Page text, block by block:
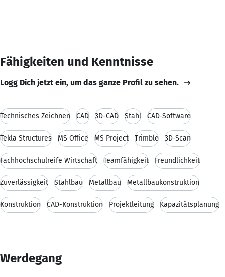
Fähigkeiten und Kenntnisse
Logg Dich jetzt ein, um das ganze Profil zu sehen.
Technisches Zeichnen CAD 3D-CAD Stahl CAD-Software
Tekla Structures MS Office MS Project Trimble 3D-Scan
Fachhochschulreife Wirtschaft Teamfähigkeit Freundlichkeit
Zuverlässigkeit Stahlbau Metallbau Metallbaukonstruktion
Konstruktion CAD-Konstruktion Projektleitung Kapazitätsplanung
Werdegang